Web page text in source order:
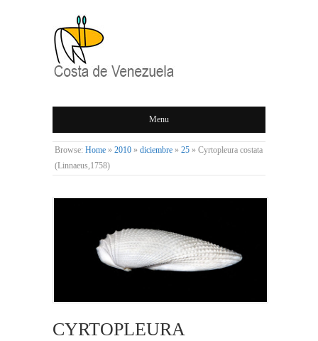
COSTA DE
VENEZUELA
Menu
Browse: Home » 2010 » diciembre » 25 » Cyrtopleura costata
(Linnaeus,1758)
CYRTOPLEURA